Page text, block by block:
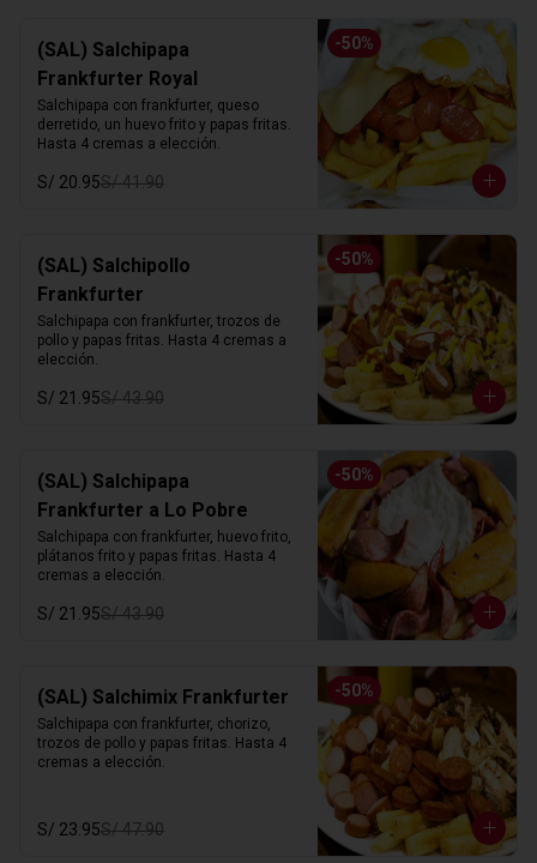
-50%
(SAL) Salchipapa
Frankfurter Royal
Salchipapa con frankfurter, queso
derretido, un huevo frito y papas fritas.
Hasta 4 cremas a elección.
S/ 20.95S/ 41.90
-50%
(SAL) Salchipollo
Frankfurter
Salchipapa con frankfurter, trozos de
pollo y papas fritas. Hasta 4 cremas a
elección.
S/ 21.95S/ 43.90
-50%
(SAL) Salchipapa
Frankfurter a Lo Pobre
Salchipapa con frankfurter, huevo frito,
plátanos frito y papas fritas. Hasta 4
cremas a elección.
S/ 21.95S/ 43.90
-50%
(SAL) Salchimix Frankfurter
Salchipapa con frankfurter, chorizo,
trozos de pollo y papas fritas. Hasta 4
cremas a elección.
S/ 23.95S/ 47.90